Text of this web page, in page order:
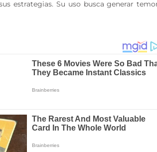
estrategias. Su uso busca generar